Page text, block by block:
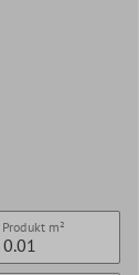
Produkt m²